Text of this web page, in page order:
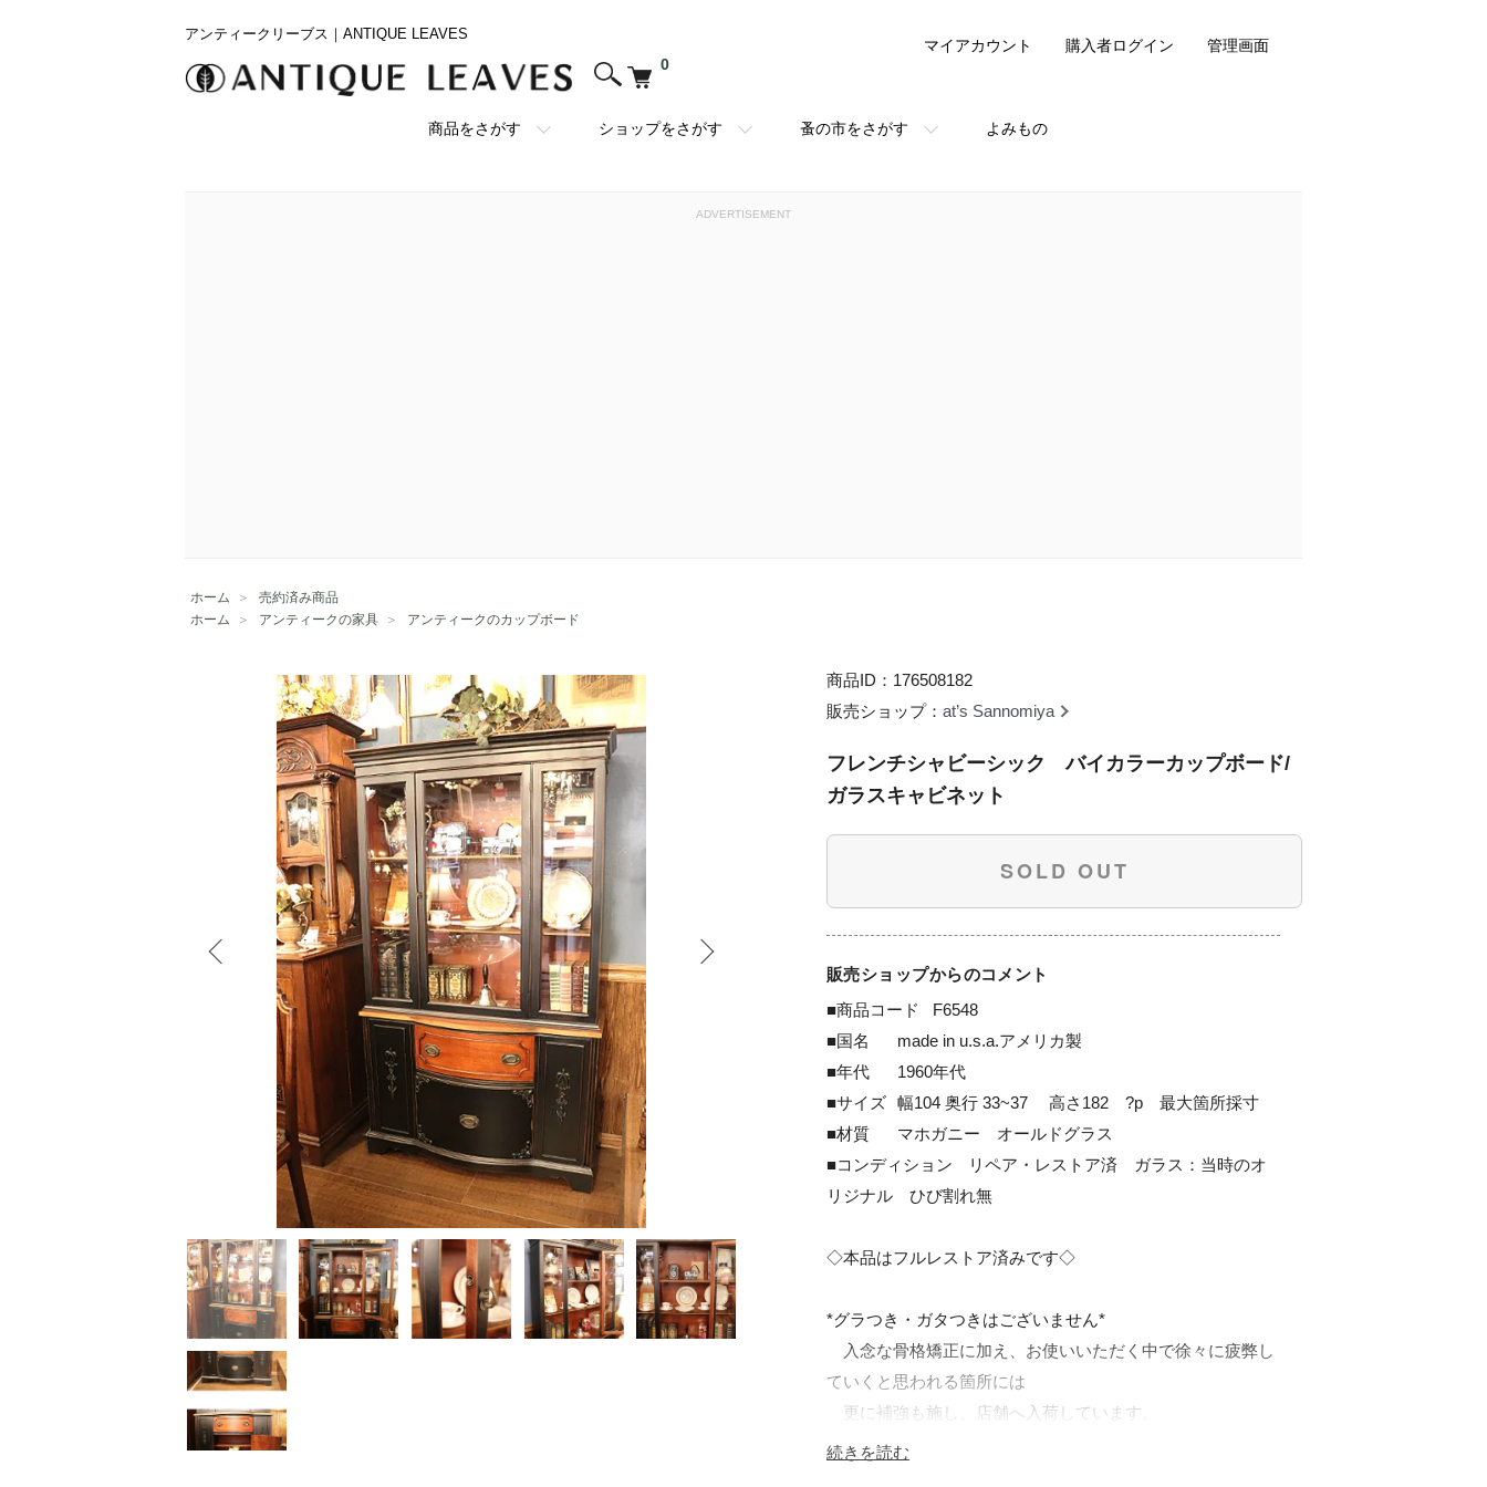
アンティークリーブス｜ANTIQUE LEAVES
0
商品をさがす ショップをさがす 蚤の市をさがす よみもの
マイアカウント 購入者ログイン 管理画面
ADVERTISEMENT
ホーム ＞
売約済み商品
ホーム
＞ アンティークの家具 ＞ アンティークのカップボード
商品ID：176508182
販売ショップ： at’s Sannomiya
フレンチシャビーシック バイカラーカップボード/
ガラスキャビネット
SOLD OUT
販売ショップからのコメント
■商品コード	F6548
■国名	made in u.s.a.アメリカ製
■年代	1960年代
■サイズ	幅104 奥行 33~37　 高さ182　?p　最大箇所採寸
■材質	マホガニー　オールドグラス
■コンディション	リペア・レストア済　ガラス：当時のオ
リジナル　ひび割れ無
◇本品はフルレストア済みです◇
*グラつき・ガタつきはございません*
入念な骨格矯正に加え、お使いいただく中で徐々に疲弊し
ていくと思われる箇所には
更に補強も施し、店舗へ入荷しています。
続きを読む